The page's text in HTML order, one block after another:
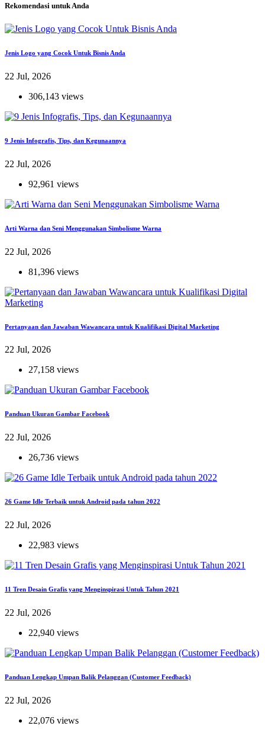
Rekomendasi untuk Anda
Jenis Logo yang Cocok Untuk Bisnis Anda
22 Jul, 2026
306,143 views
9 Jenis Infografis, Tips, dan Kegunaannya
22 Jul, 2026
92,961 views
Arti Warna dan Seni Menggunakan Simbolisme Warna
22 Jul, 2026
81,396 views
Pertanyaan dan Jawaban Wawancara untuk Kualifikasi Digital Marketing
22 Jul, 2026
27,158 views
Panduan Ukuran Gambar Facebook
22 Jul, 2026
26,736 views
26 Game Idle Terbaik untuk Android pada tahun 2022
22 Jul, 2026
22,983 views
11 Tren Desain Grafis yang Menginspirasi Untuk Tahun 2021
22 Jul, 2026
22,940 views
Panduan Lengkap Umpan Balik Pelanggan (Customer Feedback)
22 Jul, 2026
22,076 views